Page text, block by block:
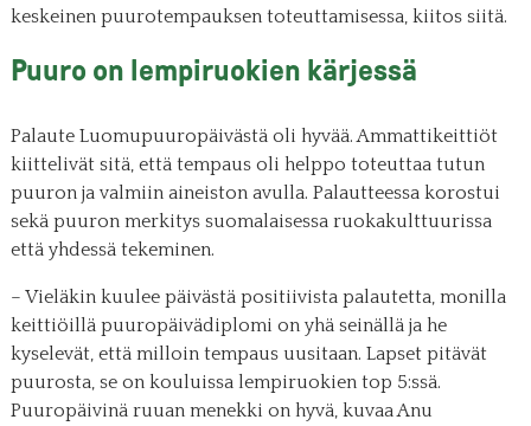
keskeinen puurotempauksen toteuttamisessa, kiitos siitä.
Puuro on lempiruokien kärjessä
Palaute Luomupuuropäivästä oli hyvää. Ammattikeittiöt
kiittelivät sitä, että tempaus oli helppo toteuttaa tutun
puuron ja valmiin aineiston avulla. Palautteessa korostui
sekä puuron merkitys suomalaisessa ruokakulttuurissa
että yhdessä tekeminen.
– Vieläkin kuulee päivästä positiivista palautetta, monilla
keittiöillä puuropäivädiplomi on yhä seinällä ja he
kyselevät, että milloin tempaus uusitaan. Lapset pitävät
puurosta, se on kouluissa lempiruokien top 5:ssä.
Puuropäivinä ruuan menekki on hyvä, kuvaa Anu